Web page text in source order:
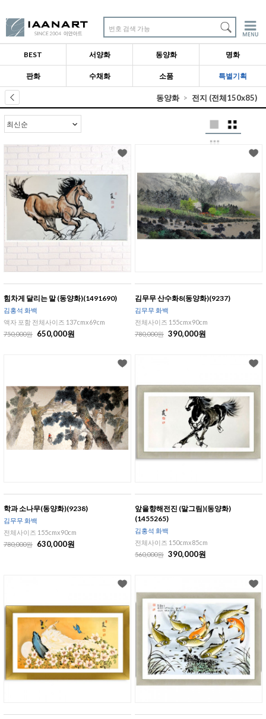
번호 검색 가능
BEST 서양화 동양화 명화
판화 수채화 소품 특별기획
동양화 전지 (전체150x85)
힘차게 달리는 말 (동양화)(1491690)
김홍석 화백
액자 포함 전체사이즈 137cmx69cm
750,000원
650,000원
김무무 산수화8(동양화)(9237)
김무무 화백
전체사이즈 155cmx90cm
780,000원 390,000원
학과 소나무(동양화)(9238)
김무무 화백
전체사이즈 155cmx90cm
780,000원
630,000원
앞을향해전진 (말그림)(동양화)
(1455265)
김홍석 화백
전체사이즈 150cmx85cm
560,000원 390,000원